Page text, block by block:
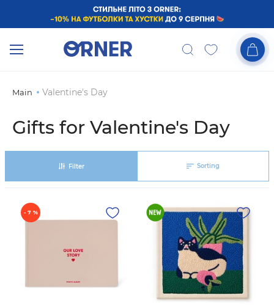
Main Valentine's Day
Gifts for Valentine's Day
Filter Sorting
- 7 %